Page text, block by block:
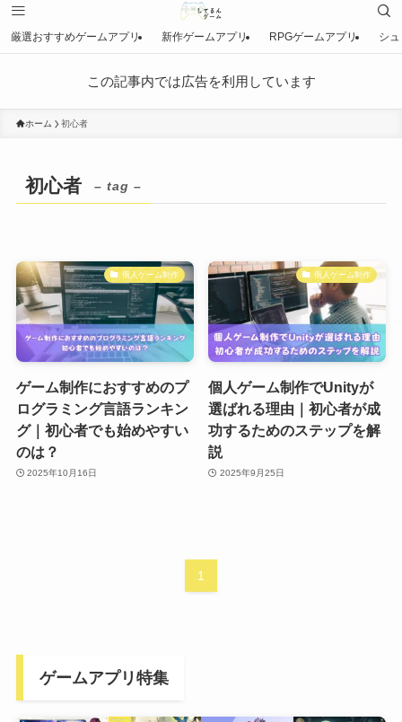
厳選おすすめゲームアプリ 新作ゲームアプリ RPGゲームアプリ シ
この記事内では広告を利用しています
ホーム 初心者
初心者 – tag –
個人ゲーム制作
ゲーム制作におすすめのプ
ログラミング言語ランキン
グ｜初心者でも始めやすい
のは？
2025年10月16日
個人ゲーム制作
個人ゲーム制作でUnityが
選ばれる理由｜初心者が成
功するためのステップを解
説
2025年9月25日
1
ゲームアプリ特集